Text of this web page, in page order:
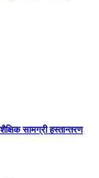
शैक्षिक सामग्री हस्तान्तरण